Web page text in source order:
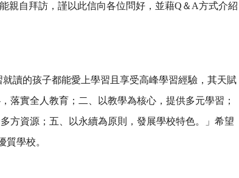
親自拜訪，謹以此信向各位問好，並藉Q＆A方式介紹
讀的孩子都能愛上學習且享受高峰學習經驗，其天賦
落實全人教育；二、以教學為核心，提供多元學習；
方資源；五、以永續為原則，發展學校特色。」希望
質學校。